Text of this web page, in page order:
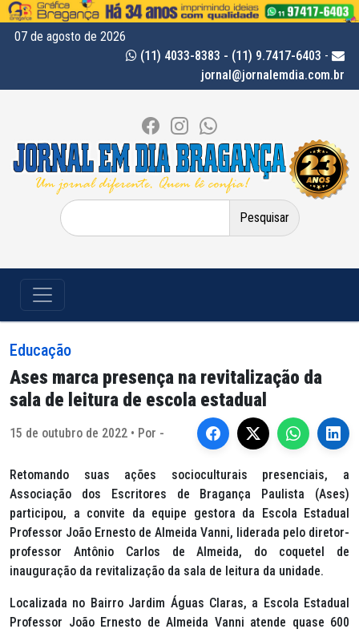
07 de agosto de 2026
(11) 4033-8383 - (11) 9.7417-6403 -
jornal@jornalemdia.com.br
Pesquisar
por:
Educação
Ases marca presença na revitalização da
sala de leitura de escola estadual
15 de outubro de 2022 • Por -
Retomando suas ações socioculturais presenciais, a
Associação dos Escritores de Bragança Paulista (Ases)
participou, a convite da equipe gestora da Escola Estadual
Professor João Ernesto de Almeida Vanni, liderada pelo diretor-
professor Antônio Carlos de Almeida, do coquetel de
inauguração da revitalização da sala de leitura da unidade.
Localizada no Bairro Jardim Águas Claras, a Escola Estadual
Professor João Ernesto de Almeida Vanni atende quase 600